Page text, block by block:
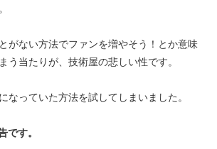
がない方法でファンを増やそう！とか意味
う当たりが、技術屋の悲しい性です。
なっていた方法を試してしまいました。
す。